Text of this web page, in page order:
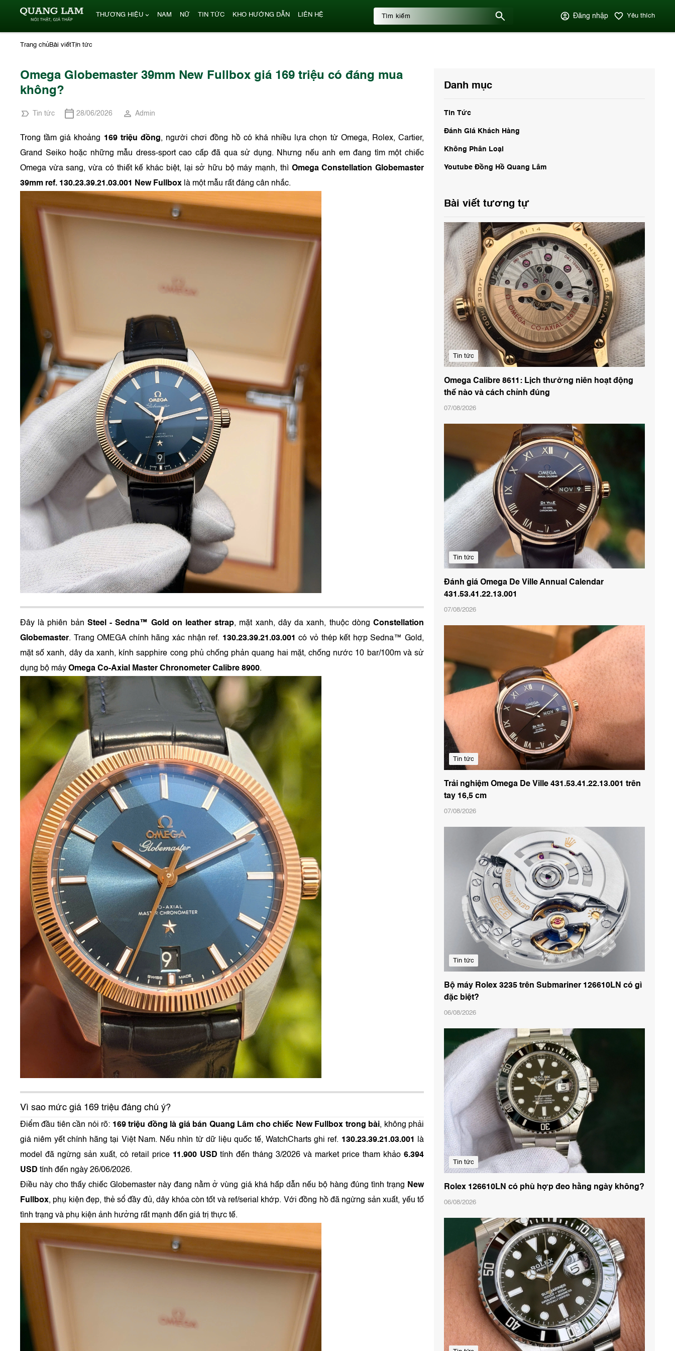
THƯƠNG HIỆU NAM NỮ TIN TỨC KHO HƯỚNG DẪN LIÊN HỆ Đăng nhập Yêu thích
Trang chủBài viếtTin tức
Omega Globemaster 39mm New Fullbox giá 169 triệu có đáng mua
không?
Tin tức 28/06/2026 Admin
Trong tầm giá khoảng 169 triệu đồng, người chơi đồng hồ có khá nhiều lựa chọn từ Omega, Rolex, Cartier,
Grand Seiko hoặc những mẫu dress-sport cao cấp đã qua sử dụng. Nhưng nếu anh em đang tìm một chiếc
Omega vừa sang, vừa có thiết kế khác biệt, lại sở hữu bộ máy mạnh, thì Omega Constellation Globemaster
39mm ref. 130.23.39.21.03.001 New Fullbox là một mẫu rất đáng cân nhắc.
Đây là phiên bản Steel ‑ Sedna™ Gold on leather strap, mặt xanh, dây da xanh, thuộc dòngConstellation
Globemaster. Trang OMEGA chính hãng xác nhận ref. 130.23.39.21.03.001
có vỏ thép kết hợp Sedna™ Gold,
mặt số xanh, dây da xanh, kính sapphire cong phủ chống phản quang hai mặt, chống nước 10 bar/100m và sử
dụng bộ máy Omega Co‑Axial Master Chronometer Calibre 8900.
Vì sao mức giá 169 triệu đáng chú ý?
Điểm đầu tiên cần nói rõ: 169 triệu đồng là giá bán Quang Lâm cho chiếc New Fullbox trong bài, không phải
giá niêm yết chính hãng tại Việt Nam. Nếu nhìn từ dữ liệu quốc tế, WatchCharts ghi ref. 130.23.39.21.03.001
là
model đã ngừng sản xuất, có retail price 11.900 USD tính đến tháng 3/2026 và market price tham khảo6.394
USD tính đến ngày 26/06/2026.
Điều này cho thấy chiếc Globemaster này đang nằm ở vùng giá khá hấp dẫn nếu bộ hàng đúng tình trạng New
Fullbox, phụ kiện đẹp, thẻ sổ đầy đủ, dây khóa còn tốt và ref/serial khớp. Với đồng hồ đã ngừng sản xuất, yếu tố
tình trạng và phụ kiện ảnh hưởng rất mạnh đến giá trị thực tế.
Danh mục
Tin Tức
Đánh Giá Khách Hàng
Không Phân Loại
Youtube Đồng Hồ Quang Lâm
Bài viết tương tự
Tin tức
Omega Calibre 8611: Lịch thường niên hoạt động
thế nào và cách chỉnh đúng
07/08/2026
Tin tức
Đánh giá Omega De Ville Annual Calendar
431.53.41.22.13.001
07/08/2026
Tin tức
Trải nghiệm Omega De Ville 431.53.41.22.13.001 trên
tay 16,5 cm
07/08/2026
Tin tức
Bộ máy Rolex 3235 trên Submariner 126610LN có gì
đặc biệt?
06/08/2026
Tin tức
Rolex 126610LN có phù hợp đeo hằng ngày không?
06/08/2026